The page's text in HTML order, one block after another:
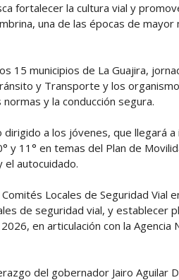
fortalecer la cultura vial y
una de las épocas de mayor
15 municipios de La Guajira,
y Transporte y los
y la conducción segura.
a los jóvenes, que llegará
y 11° en temas del Plan de
el autocuidado.
Locales de Seguridad Vial
de seguridad vial, y establecer
en articulación con la Agencia
del gobernador Jairo Aguilar